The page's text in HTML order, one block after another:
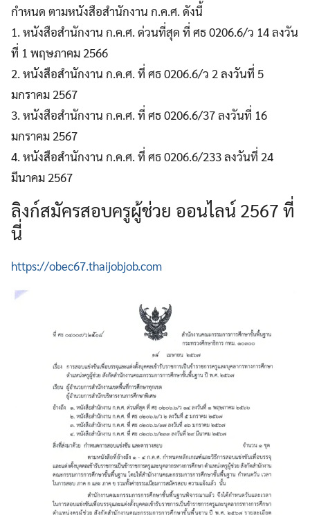
กำหนด ตามหนังสือสำนักงาน ก.ค.ศ. ดังนี้
1. หนังสือสำนักงาน ก.ค.ศ. ด่วนที่สุด ที่ ศธ 0206.6/ว 14 ลงวัน
ที่ 1 พฤษภาคม 2566
2. หนังสือสำนักงาน ก.ค.ศ. ที่ ศธ 0206.6/ว 2 ลงวันที่ 5
มกราคม 2567
3. หนังสือสำนักงาน ก.ค.ศ. ที่ ศธ 0206.6/37 ลงวันที่ 16
มกราคม 2567
4. หนังสือสำนักงาน ก.ค.ศ. ที่ ศธ 0206.6/233 ลงวันที่ 24
มีนาคม 2567
ลิงก์สมัครสอบครูผู้ช่วย ออนไลน์ 2567 ที่
นี่
https://obec67.thaijobjob.com